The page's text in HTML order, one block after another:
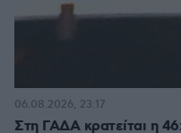
Στη ΓΑΔΑ κρατείται η
06.08.2026, 23:17